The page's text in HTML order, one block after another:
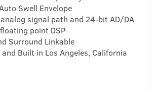
Swell Envelope
signal path and 24-bit AD/DA
point DSP
Surround Linkable
and Built in Los Angeles, California